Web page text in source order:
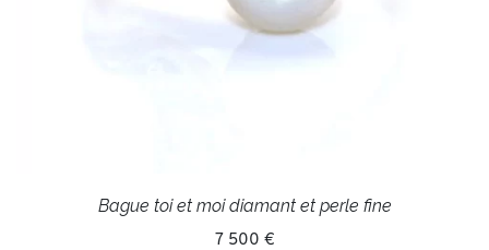
Bague toi et moi diamant et perle fine
7 500 €